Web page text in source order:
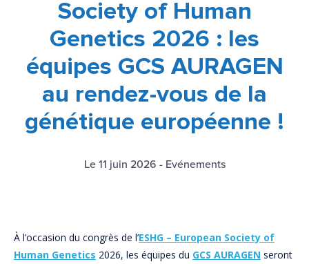
Society of Human
Genetics 2026 : les
équipes GCS AURAGEN
au rendez-vous de la
génétique européenne !
Le 11 juin 2026 - Evénements
À l’occasion du congrès de l’ESHG – European Society of
Human Genetics 2026, les équipes du GCS AURAGEN seront